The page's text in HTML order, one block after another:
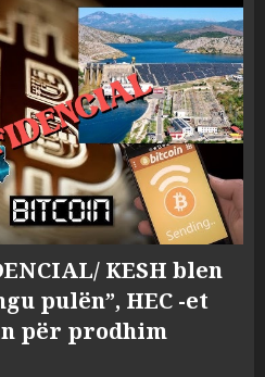
KESH blen
pulën”, HEC -et
për prodhim